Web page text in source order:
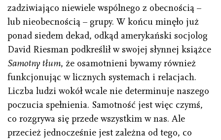
zadziwiająco niewiele wspólnego z obecnością –
lub nieobecnością – grupy. W końcu minęło już
ponad siedem dekad, odkąd amerykański socjolog
David Riesman podkreślił w swojej słynnej książce
Samotny tłum, że osamotnieni bywamy również
funkcjonując w licznych systemach i relacjach.
Liczba ludzi wokół wcale nie determinuje naszego
poczucia spełnienia. Samotność jest więc czymś,
co rozgrywa się przede wszystkim w nas. Ale
przecież jednocześnie jest zależna od tego, co